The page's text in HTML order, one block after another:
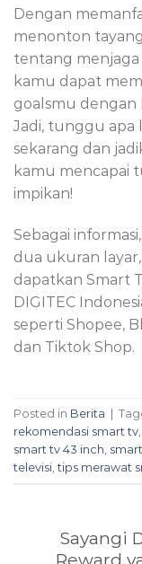
Dengan
menonton
tentang
kamu dapat
goalsmu dengan
Jadi, tunggu apa
sekarang dan
kamu mencapai
impikan!
Sebagai
dua ukuran
dapatkan Smart
DIGITEC
seperti Shopee,
dan Tiktok Shop.
Posted in Berita |
rekomendasi smart tv
smart tv 43 inch
televisi ,tips merawat
Sayangi
Reward